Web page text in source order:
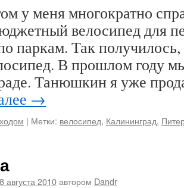
у меня многократно
велосипед для
паркам. Так
В прошлом году
Танюшкин я уже
→
| Метки: велосипед, Калининград,
8 августа 2010автором Dandr